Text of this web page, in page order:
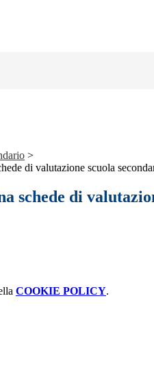
>
di valutazione scuola
schede di
COOKIE POLICY.